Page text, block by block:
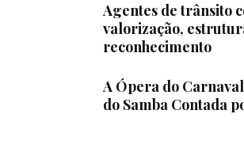
Agentes de trânsito
valorização,
reconhecimento
A Ópera do
do Samba Contada